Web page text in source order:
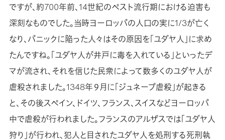
ですが、約700年前、14世紀のペスト流行期における迫害も
深刻なものでした。当時ヨーロッパの人口の実に1/3が亡く
なり、パニックに陥った人々はその原因を「ユダヤ人」に求め
たんですね。「ユダヤ人が井戸に毒を入れている」といったデ
マが流され、それを信じた民衆によって数多くのユダヤ人が
虐殺されました。1348年９月に「ジュネーブ虐殺」が起きる
と、その後スペイン、ドイツ、フランス、スイスなどヨーロッパ
中で虐殺が行われました。フランスのアルザスでは「ユダヤ人
狩り」が行われ、犯人と目されたユダヤ人を処刑する死刑執